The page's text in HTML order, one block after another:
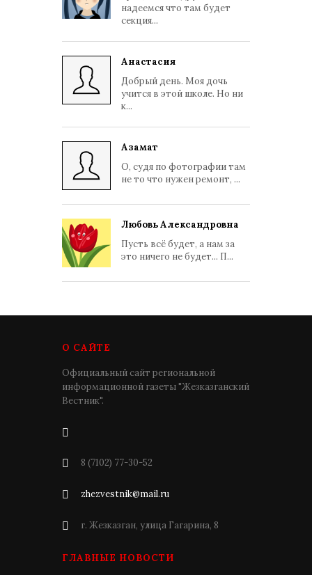
надеемся что там будет
секция...
Анастасия
Добрый день. Моя дочь
учится в этой школе. Но ни
к...
Азамат
О, судя по фотографии там
не то что нужен ремонт, ...
Любовь Александровна
Пусть всё будет, а нам за
это ничего не будет... П...
О САЙТЕ
Официальный сайт региональной
информационной газеты "Жезказганский
Вестник".
8 (7102) 77-30-52
zhezvestnik@mail.ru
г. Жезказган, улица Гагарина, 8
ГЛАВНЫЕ НОВОСТИ